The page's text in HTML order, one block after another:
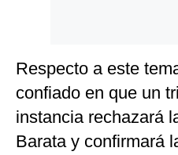
Respecto a este
confiado en que un
instancia rechazará
Barata y confirmará